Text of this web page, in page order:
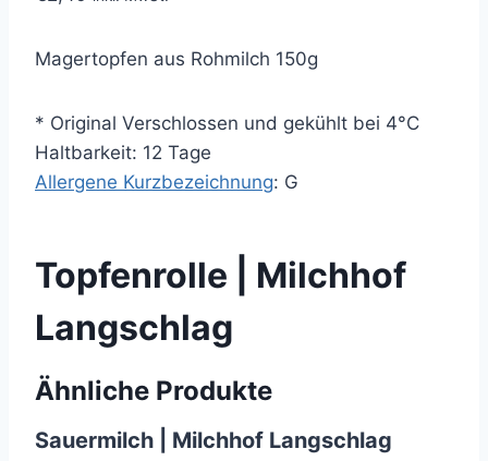
Magertopfen aus Rohmilch 150g
* Original Verschlossen und gekühlt bei 4°C
Haltbarkeit: 12 Tage
Allergene Kurzbezeichnung: G
Topfenrolle | Milchhof
Langschlag
Ähnliche Produkte
Sauermilch | Milchhof Langschlag